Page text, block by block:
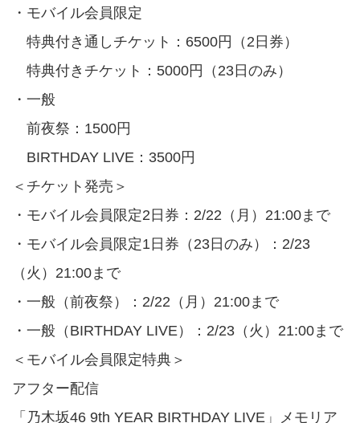
・モバイル会員限定
特典付き通しチケット：6500円（2日券）
特典付きチケット：5000円（23日のみ）
・一般
前夜祭：1500円
BIRTHDAY LIVE：3500円
＜チケット発売＞
・モバイル会員限定2日券：2/22（月）21:00まで
・モバイル会員限定1日券（23日のみ）：2/23
（火）21:00まで
・一般（前夜祭）：2/22（月）21:00まで
・一般（BIRTHDAY LIVE）：2/23（火）21:00まで
＜モバイル会員限定特典＞
アフター配信
「乃木坂46 9th YEAR BIRTHDAY LIVE」メモリア